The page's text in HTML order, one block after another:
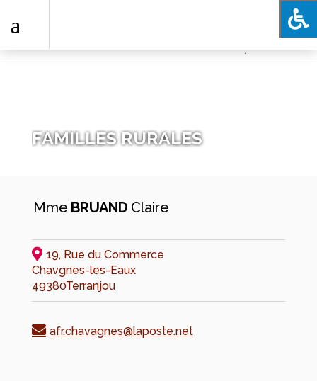
.
FAMILLES RURALES
Mme BRUAND Claire
19, Rue du Commerce
Chavgnes-les-Eaux
49380Terranjou
afr.chavagnes@laposte.net